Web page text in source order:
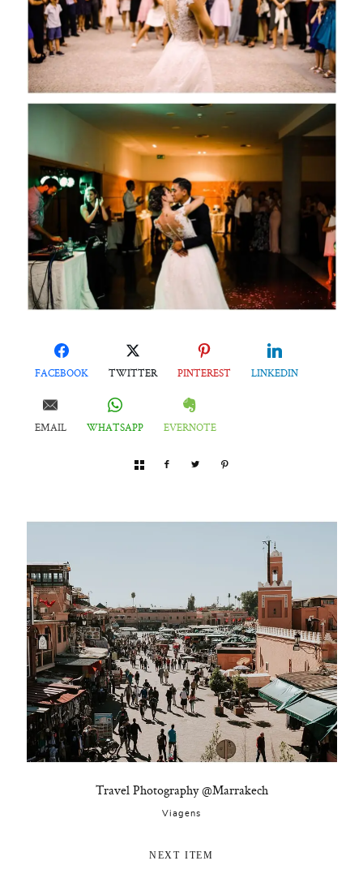
FACEBOOK TWITTER PINTEREST LINKEDIN
EMAIL WHATSAPP EVERNOTE
Travel Photography @Marrakech
Viagens
NEXT ITEM